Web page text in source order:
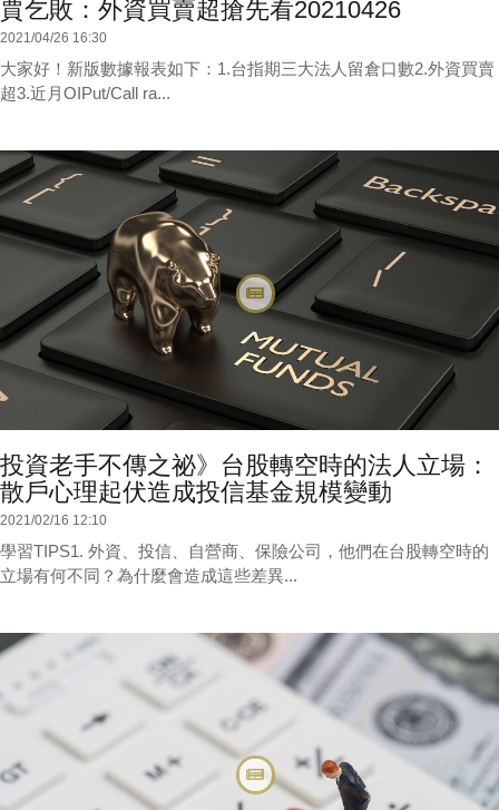
賈乞敗：外資買賣超搶先看20210426
2021/04/26 16:30
大家好！新版數據報表如下：1.台指期三大法人留倉口數2.外資買賣
超3.近月OIPut/Call ra...
投資老手不傳之祕》台股轉空時的法人立場：
散戶心理起伏造成投信基金規模變動
2021/02/16 12:10
學習TIPS1. 外資、投信、自營商、保險公司，他們在台股轉空時的
立場有何不同？為什麼會造成這些差異...